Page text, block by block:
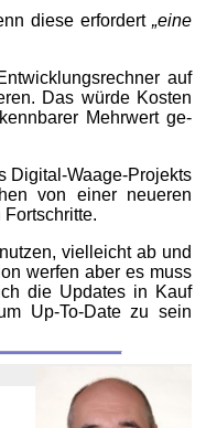
die­se er­for­dert ei­ne
auf
Das wür­de Kos­ten
Mehr­wert ge­
Di­gi­tal-Waa­ge-Pro­jekts
von ei­ner neu­e­ren
viel­leicht ab und
wer­fen aber es muss
die Up­dates in Kauf
Up-To-Date zu sein